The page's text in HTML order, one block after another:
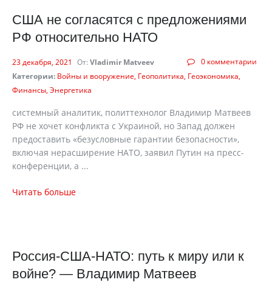
США не согласятся с предложениями
РФ относительно НАТО
0 комментарии
23 декабря, 2021 От: Vladimir Matveev
Категории: Войны и вооружение Геополитика Геоэкономика
Финансы Энергетика
системный аналитик, политтехнолог Владимир Матвеев
РФ не хочет конфликта с Украиной, но Запад должен
предоставить «безусловные гарантии безопасности»,
включая нерасширение НАТО, заявил Путин на пресс-
конференции, а ...
Читать больше
Россия-США-НАТО: путь к миру или к
войне? — Владимир Матвеев